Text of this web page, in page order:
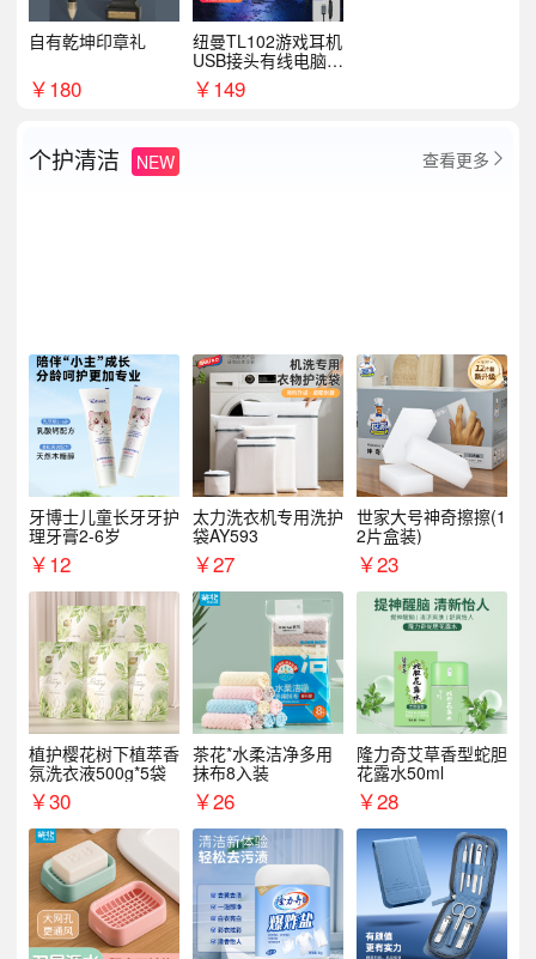
自有乾坤印章礼
￥180
纽曼TL102游戏耳机
USB接头有线电脑耳
机耳麦
￥149
个护清洁 NEW 查看更多 
牙博士儿童长牙牙护
理牙膏2-6岁
￥12
太力洗衣机专用洗护
袋AY593
￥27
世家大号神奇擦擦(1
2片盒装)
￥23
植护樱花树下植萃香
氛洗衣液500g*5袋
￥30
茶花*水柔洁净多用
抹布8入装
￥26
隆力奇艾草香型蛇胆
花露水50ml
￥28